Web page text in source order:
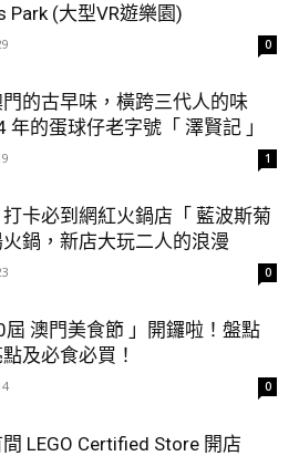
Park (大型VR遊樂園)
0
的古早味，橫跨三代人的味
年的蛋球仔老字號「 澤賢記 」
1
卡必到網紅火鍋店「 藍波斯菊
火鍋，新店大玩二人的浪漫
0
屆 澳門美食節 」開鑼啦！盤點
及必食必買！
0
LEGO Certified Store 開店